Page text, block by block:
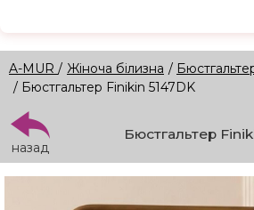
A-MUR / Жіноча білизна /
/ Бюстгальтер Finikin 5147DK
назад
Бюстгальтер